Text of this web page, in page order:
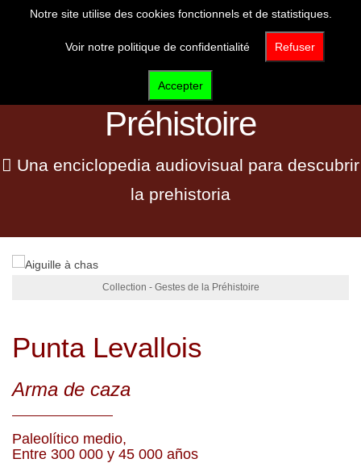
Les Gestes de la
Préhistoire
Una enciclopedia audiovisual para descubrir
la prehistoria
Collection - Gestes de la Préhistoire
Punta Levallois
Arma de caza
Paleolítico medio,
Entre 300 000 y 45 000 años
Notre site utilise des cookies fonctionnels et de statistiques.
Voir notre politique de confidentialité Refuser
Accepter